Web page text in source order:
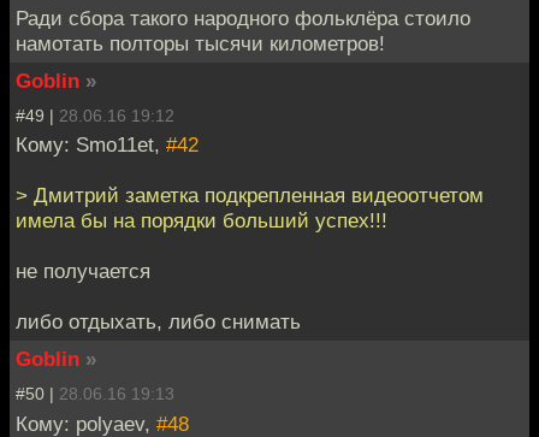
Ради сбора такого народного фольклёра стоило
намотать полторы тысячи километров!
Goblin »
#49 | 28.06.16 19:12
Кому: Smo11et, #42
> Дмитрий заметка подкрепленная видеоотчетом
имела бы на порядки больший успех!!!
не получается
либо отдыхать, либо снимать
Goblin »
#50 | 28.06.16 19:13
Кому: polyaev, #48